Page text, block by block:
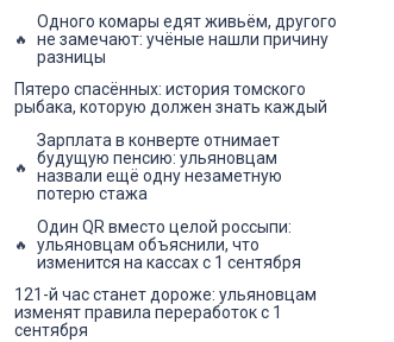
Одного комары едят живьём, другого
не замечают: учёные нашли причину
разницы
Пятеро спасённых: история томского
рыбака, которую должен знать каждый
Зарплата в конверте отнимает
будущую пенсию: ульяновцам
назвали ещё одну незаметную
потерю стажа
Один QR вместо целой россыпи:
ульяновцам объяснили, что
изменится на кассах с 1 сентября
121-й час станет дороже: ульяновцам
изменят правила переработок с 1
сентября